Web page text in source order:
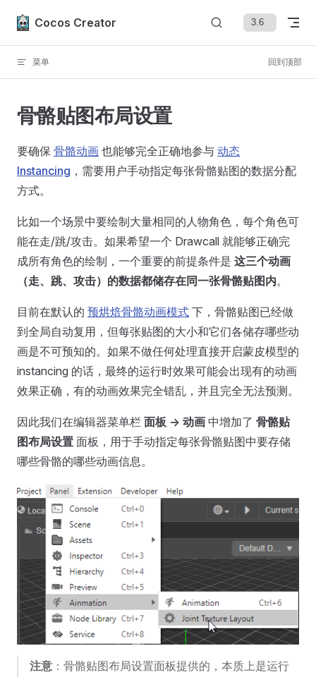
Skip to content
Cocos Creator
菜单 回到顶部
骨骼贴图布局设置
要确保 骨骼动画 也能够完全正确地参与 动态
Instancing ，需要用户手动指定每张骨骼贴图的数据分配
方式。
比如一个场景中要绘制大量相同的人物角色，每个角色可
能在走/跳/攻击。如果希望一个 Drawcall 就能够正确完
成所有角色的绘制，一个重要的前提条件是 这三个动画
（走、跳、攻击）的数据都储存在同一张骨骼贴图内。
目前在默认的 预烘焙骨骼动画模式 下，骨骼贴图已经做
到全局自动复用，但每张贴图的大小和它们各储存哪些动
画是不可预知的。如果不做任何处理直接开启蒙皮模型的
instancing 的话，最终的运行时效果可能会出现有的动画
效果正确，有的动画效果完全错乱，并且完全无法预测。
因此我们在编辑器菜单栏 面板 -> 动画 中增加了 骨骼贴
图布局设置 面板，用于手动指定每张骨骼贴图中要存储
哪些骨骼的哪些动画信息。
注意 ：骨骼贴图布局设置面板提供的，本质上是运行